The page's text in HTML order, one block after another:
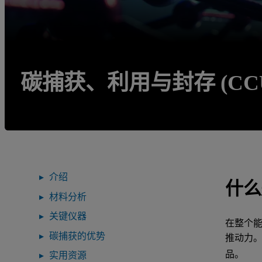
碳捕获、利用与封存
介绍
材料分析
关键仪器
碳捕获的优势
实用资源
什
在整个
推动力
品。